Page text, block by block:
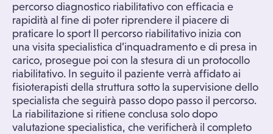
percorso diagnostico riabilitativo con efficacia e
rapidità al fine di poter riprendere il piacere di
praticare lo sport Il percorso riabilitativo inizia con
una visita specialistica d’inquadramento e di presa in
carico, prosegue poi con la stesura di un protocollo
riabilitativo. In seguito il paziente verrà affidato ai
fisioterapisti della struttura sotto la supervisione dello
specialista che seguirà passo dopo passo il percorso.
La riabilitazione si ritiene conclusa solo dopo
valutazione specialistica, che verificherà il completo